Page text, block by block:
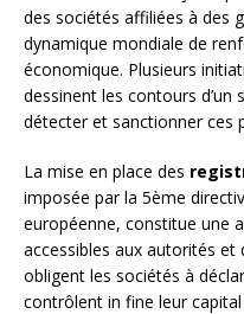
des sociétés affiliées à des
dynamique mondiale de
économique. Plusieurs
dessinent les contours
détecter et sanctionner ces
La mise en place des
imposée par la 5ème
européenne, constitue une
accessibles aux autorités et
obligent les sociétés à
contrôlent in fine leur